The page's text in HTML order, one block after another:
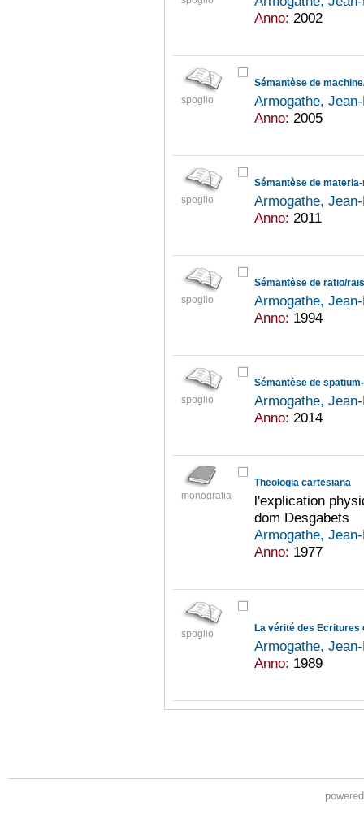
Anno: 2002
spoglio
Sémantèse de
Armogathe,
Anno: 2005
spoglio
Sémantèse de
Armogathe,
Anno: 2011
spoglio
Sémantèse de ratio/
Armogathe,
Anno: 1994
spoglio
Sémantèse de
Armogathe,
Anno: 2014
monografia
Theologia cartesiana
l'explication
dom Desgabets
Armogathe,
Anno: 1977
spoglio La vérité des Ecritures
Armogathe,
Anno: 1989